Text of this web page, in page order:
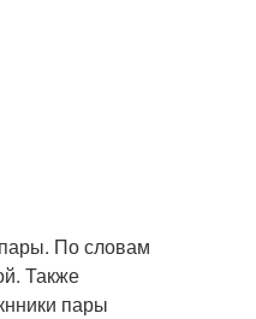
По словам
Также
пары